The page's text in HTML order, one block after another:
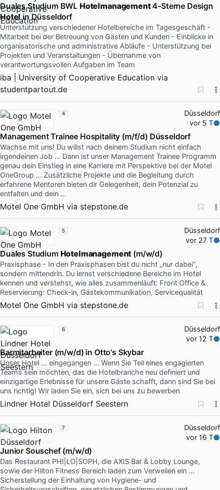
Duales Studium BWL Hotelmanagement4-Sterne Design
Hotel in Düsseldorf
Unterstützung verschiedener Hotelbereiche im Tagesgeschäft -
Mitarbeit bei der Betreuung von Gästen und Kunden - Einblicke in
organisatorische und administrative Abläufe - Unterstützung bei
Projekten und Veranstaltungen - Übernahme von
verantwortungsvollen Aufgaben im Team
iba | University of Cooperative Education via
studentpartout.de
Düsseldorf
vor 5 T
Management Trainee Hospitality (m/f/d) Düsseldorf
Wachse mit uns! Du willst nach deinem Studium nicht einfach
irgendeinen Job … Dann ist unser Management Trainee Programm
genau dein Einstieg in eine Karriere mit Perspektive bei der Motel
OneGroup … Zusätzliche Projekte und die Begleitung durch
erfahrene Mentoren bieten dir Gelegenheit, dein Potenzial zu
entfalten und dein …
Motel One GmbH via stepstone.de
4
Düsseldorf
vor 27 T
Duales Studium Hotelmanagement (m/w/d)
Praxisphase - In den Praxisphasen bist du nicht „nur dabei“,
sondern mittendrin. Du lernst verschiedene Bereiche im Hotel
kennen und verstehst, wie alles zusammenläuft: Front Office &
Reservierung: Check-in, Gästekommunikation, Servicequalität
Motel One GmbH via stepstone.de
5
Düsseldorf
vor 12 T
Barmitarbeiter (m/w/d) in Otto's Skybar
Unser Hotel … eingegangen … Wenn Sie Teil eines engagierten
Teams sein möchten, das die Hotelbranche neu definiert und
einzigartige Erlebnisse für unsere Gäste schafft, dann sind Sie bei
uns richtig! Wir laden Sie ein, sich bei uns zu bewerben
Lindner Hotel Düsseldorf Seestern
6
Düsseldorf
vor 16 T
Junior Souschef (m/w/d)
Das Restaurant PHI|LO|SOPH, die AXIS Bar & Lobby Lounge,
sowie der Hilton Fitness Bereich laden zum Verweilen ein …
Sicherstellung der Einhaltung von Hygiene- und
7